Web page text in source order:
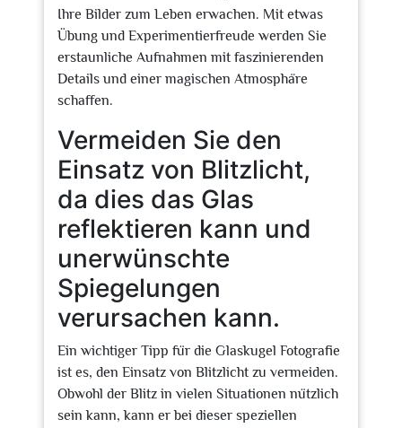
Ihre Bilder zum Leben erwachen. Mit etwas
Übung und Experimentierfreude werden Sie
erstaunliche Aufnahmen mit faszinierenden
Details und einer magischen Atmosphäre
schaffen.
Vermeiden Sie den
Einsatz von Blitzlicht,
da dies das Glas
reflektieren kann und
unerwünschte
Spiegelungen
verursachen kann.
Ein wichtiger Tipp für die Glaskugel Fotografie
ist es, den Einsatz von Blitzlicht zu vermeiden.
Obwohl der Blitz in vielen Situationen nützlich
sein kann, kann er bei dieser speziellen